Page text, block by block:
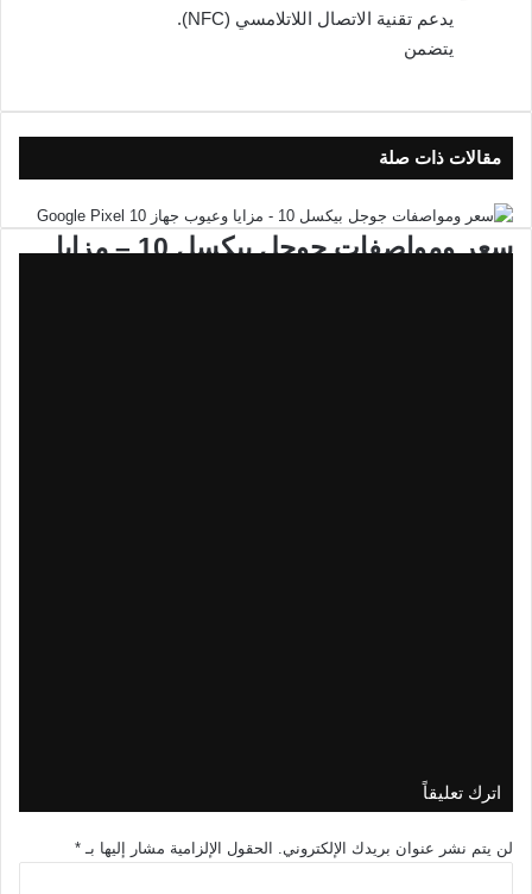
يدعم تقنية الاتصال اللاتلامسي (NFC).
يتضمن
مقالات ذات صلة
سعر ومواصفات جوجل بيكسل 10 – مزايا
اترك تعليقاً
لن يتم نشر عنوان بريدك الإلكتروني. الحقول الإلزامية مشار إليها بـ *